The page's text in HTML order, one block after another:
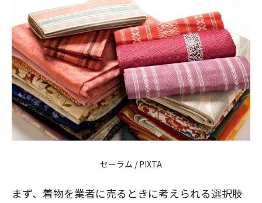
セーラム / PIXTA
まず、着物を業者に売るときに考えられる選択肢